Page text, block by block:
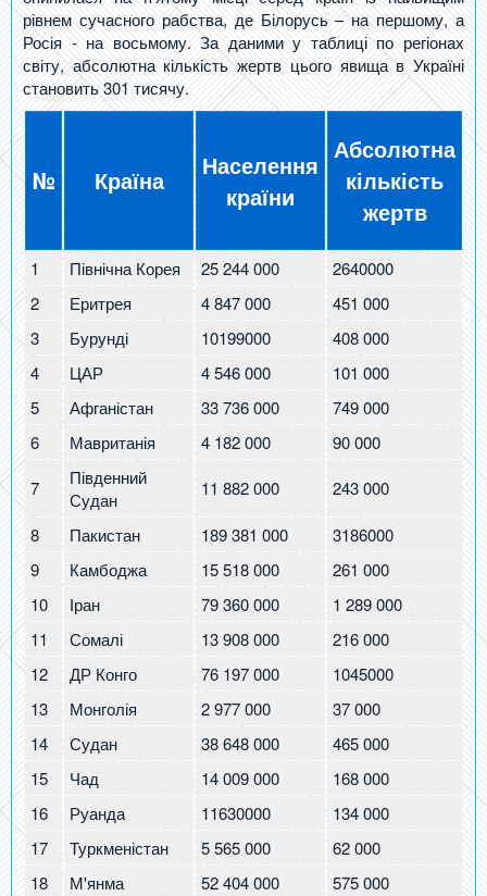
рівнем сучасного рабства, де Білорусь – на першому, а
Росія - на восьмому. За даними у таблиці по регіонах
світу, абсолютна кількість жертв цього явища в Україні
становить 301 тисячу.
№ Країна
Населення
країни
Абсолютна
кількість
жертв
1 Північна Корея 25 244 000 2640000
2
Еритрея 4 847 000 451 000
93
3
Бурунді 10199000 408 000
40
4
ЦАР 4 546 000 101 000
5
Афганістан 33 736 000 749 000
6
Мавританія 4 182 000 90 000
7
Південний
Судан
11 882 000 243 000
8 Пакистан 189 381 000 3186000
9
Камбоджа 15 518 000 261 000
10
Іран 79 360 000 1 289 000
11
Сомалі 13 908 000 216 000
12
ДР Конго 76 197 000 1045000
13
Монголія 2 977 000 37 000
14
Судан 38 648 000 465 000
12
15
Чад 14 009 000 168 000
12
16
Руанда 11630000 134 000
17
Туркменістан 5 565 000 62 000
18
М'янма 52 404 000 575 000
11